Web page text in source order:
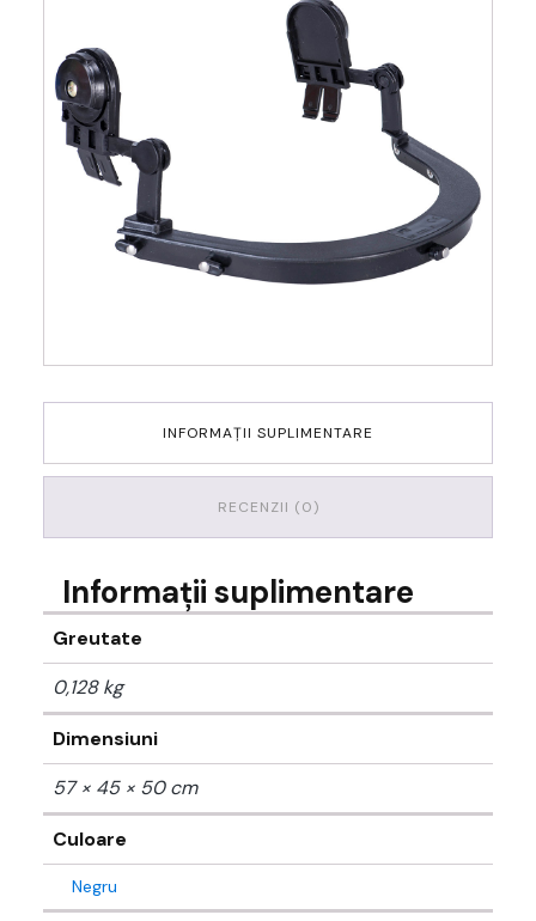
INFORMAȚII SUPLIMENTARE
RECENZII (0)
Informații suplimentare
Greutate
0,128 kg
Dimensiuni
57 × 45 × 50 cm
Culoare
Negru